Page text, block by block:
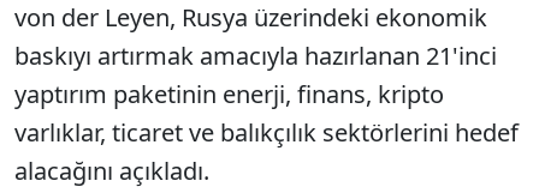
von der Leyen, Rusya üzerindeki ekonomik
baskıyı artırmak amacıyla hazırlanan 21'inci
yaptırım paketinin enerji, finans, kripto
varlıklar, ticaret ve balıkçılık sektörlerini hedef
alacağını açıkladı.